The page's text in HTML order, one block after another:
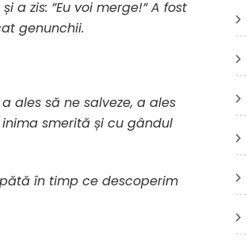
zis: ”Eu voi merge!” A fost
genunchii.
ales să ne salveze, a ales
smerită și cu gândul
în timp ce descoperim